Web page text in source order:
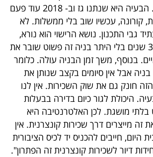
כבר לא 8-9 שנים. הבעיה היא שנתנו גז וב- 2018 עוד פעם
קורונה, עכשיו שוב בלי ממשלות. לא
גבי התכנון. נושא הרישוי הוא נורא,
שיא שלילי עולמי. 3 שנים בלי היתר בניה זה פשוט שובר את
בנוסף, משך זמן הבניה עולה. כלומר
אבל אין סיומים בקצב שנותן את
חונק גם את שוק השכירות. אין לנו
היכולת לגור כיום בדירה בבעלות
מושגת. לכן האלטרנטיבה היא
זה מייצרים דרך שכירות קונצרנית. אין
חייבים להכניס יד לכיס הציבורית
דיור לשכירות קונצרנית זה הפתרון".